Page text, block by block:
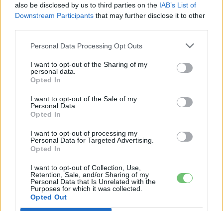
also be disclosed by us to third parties on the IAB’s List of
Downstream Participants that may further disclose it to other
Personal Data Processing Opt Outs
I want to opt-out of the Sharing of my
personal data.
Opted In
I want to opt-out of the Sale of my
Personal Data.
Opted In
I want to opt-out of processing my
Personal Data for Targeted Advertising.
Opted In
I want to opt-out of Collection, Use,
Retention, Sale, and/or Sharing of my
Personal Data that Is Unrelated with the
Purposes for which it was collected.
Opted Out
Eriqo